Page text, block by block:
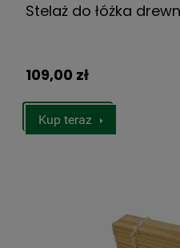
Stelaż do łóżka
109,00 zł
Kup teraz